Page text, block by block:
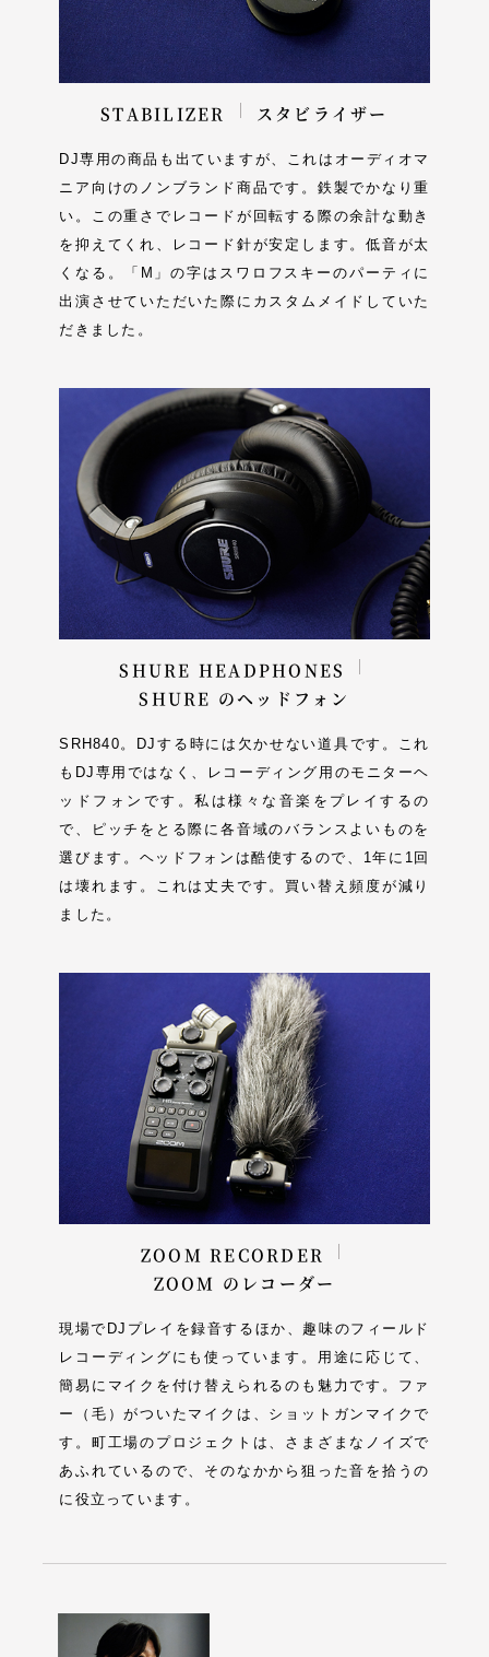
STABILIZER スタビライザー
DJ専用の商品も出ていますが、これはオーディオマ
ニア向けのノンブランド商品です。鉄製でかなり重
い。この重さでレコードが回転する際の余計な動き
を抑えてくれ、レコード針が安定します。低音が太
くなる。「M」の字はスワロフスキーのパーティに
出演させていただいた際にカスタムメイドしていた
だきました。
SHURE HEADPHONES
SHURE のヘッドフォン
SRH840。DJする時には欠かせない道具です。これ
もDJ専用ではなく、レコーディング用のモニターヘ
ッドフォンです。私は様々な音楽をプレイするの
で、ピッチをとる際に各音域のバランスよいものを
選びます。ヘッドフォンは酷使するので、1年に1回
は壊れます。これは丈夫です。買い替え頻度が減り
ました。
ZOOM RECORDER
ZOOM のレコーダー
現場でDJプレイを録音するほか、趣味のフィールド
レコーディングにも使っています。用途に応じて、
簡易にマイクを付け替えられるのも魅力です。ファ
ー（毛）がついたマイクは、ショットガンマイクで
す。町工場のプロジェクトは、さまざまなノイズで
あふれているので、そのなかから狙った音を拾うの
に役立っています。